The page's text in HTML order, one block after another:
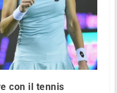
con il tennis